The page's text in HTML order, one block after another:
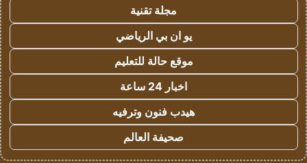
مجلة تقنية
يو ان بي الرياضي
موقع حالة للتعليم
اخبار 24 ساعة
هيدب فنون وترفيه
صحيفة العالم